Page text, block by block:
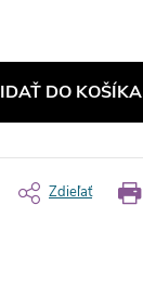
DO KOŠÍKA
Zdieľať